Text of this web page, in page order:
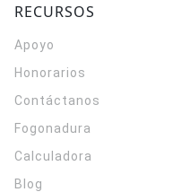
RECURSOS
Apoyo
Honorarios
Contáctanos
Fogonadura
Calculadora
Blog